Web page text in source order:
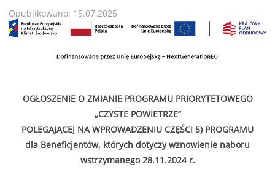
Opublikowano: 15.07.2025
OGŁOSZENIE O ZMIANIE PROGRAMU PRIORYTETOWEGO
„CZYSTE POWIETRZE”
POLEGAJĄCEJ NA WPROWADZENIU CZĘŚCI 5) PROGRAMU
dla Beneficjentów, których dotyczy wznowienie naboru
wstrzymanego 28.11.2024 r.